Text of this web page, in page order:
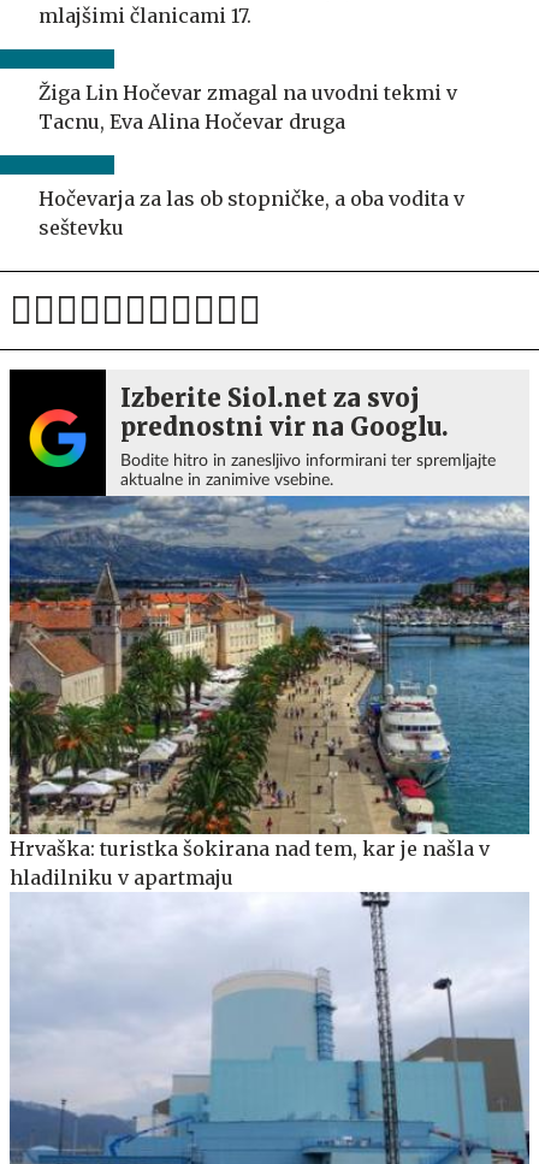
mlajšimi članicami 17.
Žiga Lin Hočevar zmagal na uvodni tekmi v
Tacnu, Eva Alina Hočevar druga
Hočevarja za las ob stopničke, a oba vodita v
seštevku
Izberite Siol.net za svoj
prednostni vir na Googlu.
Bodite hitro in zanesljivo informirani ter spremljajte
aktualne in zanimive vsebine.
Hrvaška: turistka šokirana nad tem, kar je našla v
hladilniku v apartmaju